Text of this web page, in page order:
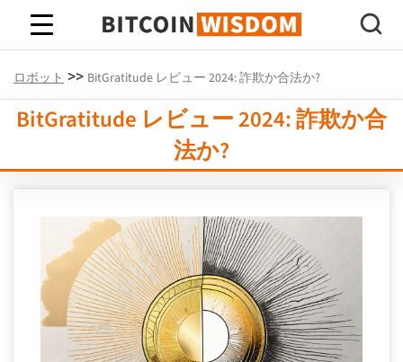
ビットコインの知恵
ロボット >> BitGratitude レビュー 2024: 詐欺か合法か?
BitGratitude レビュー 2024: 詐欺か合
法か?